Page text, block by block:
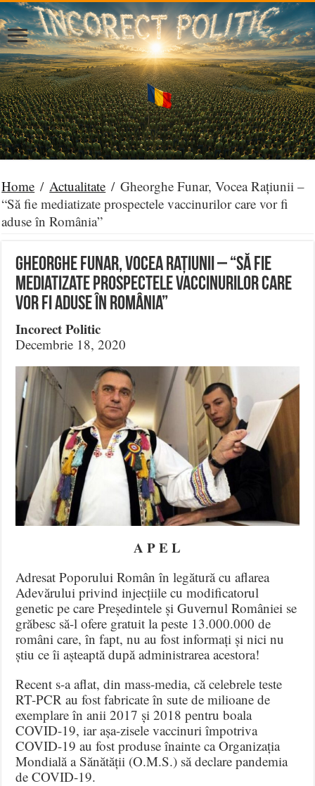
Home / Actualitate / Gheorghe Funar, Vocea Rațiunii –
“Să fie mediatizate prospectele vaccinurilor care vor fi
aduse în România”
Gheorghe Funar, Vocea Rațiunii – “Să fie
mediatizate prospectele vaccinurilor care
vor fi aduse în România”
Incorect Politic
Decembrie 18, 2020
A P E L
Adresat Poporului Român în legătură cu aflarea
Adevărului privind injecțiile cu modificatorul
genetic pe care Președintele și Guvernul României se
grăbesc să-l ofere gratuit la peste 13.000.000 de
români care, în fapt, nu au fost informați și nici nu
știu ce îi așteaptă după administrarea acestora!
Recent s-a aflat, din mass-media, că celebrele teste
RT-PCR au fost fabricate în sute de milioane de
exemplare în anii 2017 și 2018 pentru boala
COVID-19, iar așa-zisele vaccinuri împotriva
COVID-19 au fost produse înainte ca Organizația
Mondială a Sănătății (O.M.S.) să declare pandemia
de COVID-19.